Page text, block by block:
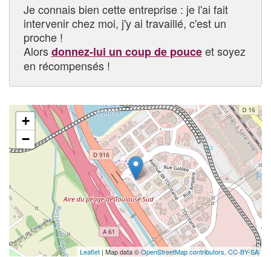
Je connais bien cette entreprise : je l'ai fait
intervenir chez moi, j'y ai travaillé, c'est un
proche !
Alorsdonnez-lui un coup de pouceet soyez
en récompensés !
+
−
Leaflet | Map data ©OpenStreetMap contributors, CC-BY-SA